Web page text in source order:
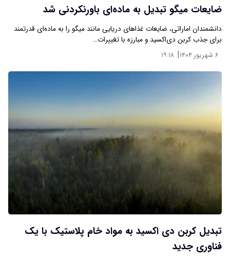
ضایعات میگو تبدیل به ماده‌ای باورنکردنی شد
دانشمندان اماراتی، ضایعات غذاهای دریایی مانند میگو را به ماده‌ای قدرتمند
برای جذب کربن‌ دی‌اکسید و مبارزه با تغییرات…
۶ شهریور ۱۴۰۴ | ۱۹:۱۸
تبدیل کربن دی‌ اکسید به مواد خام پلاستیک با یک
فناوری جدید